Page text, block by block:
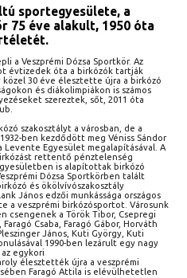
sportegyesülete, a
75 éve alakult, 1950 óta
a Veszprémi Dózsa Sportkör. Az
évtizedek óta a birkózók tartják
közel 30 éve élesztette újra a birkózó
és diákolimpiákon is számos
szereztek, sőt, 2011 óta
szakosztályt a városban, de a
ben kezdődött meg Véniss Sándor
Egyesület megalapításával. A
rettentő pénztelenség
is alapítottak birkózó
Dózsa Sportkörben talált
és ökölvívószakosztály
János edzői munkássága országos
a veszprémi birkózósportot. Városunk
csengenek a Török Tibor, Csepregi
Csaba, Faragó Gábor, Horváth
János, Kuti György, Kuti
1990-ben lezárult egy nagy
egykori
élesztették újra a veszprémi
Faragó Attila is elévülhetetlen